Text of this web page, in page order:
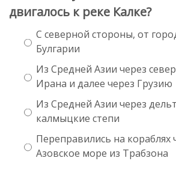
двигалось к реке Калке?
С северной стороны, от
Булгарии
Из Средней Азии через
Ирана и далее через Грузию
Из Средней Азии через
калмыцкие степи
Переправились на кораблях
Азовское море из Трабзона